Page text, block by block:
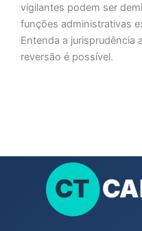
vigilantes podem ser
funções administrativas
Entenda a jurisprudência
reversão é possível.